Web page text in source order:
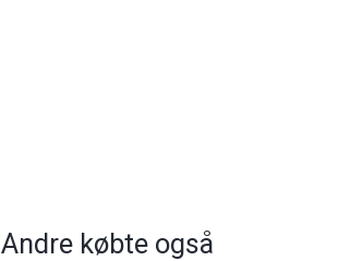
Andre købte også